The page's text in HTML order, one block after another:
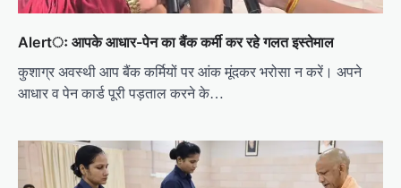
Alertः आपके आधार-पेन का बैंक कर्मी कर रहे गलत इस्तेमाल
कुशाग्र अवस्थी आप बैंक कर्मियों पर आंक मूंदकर भरोसा न करें। अपने
आधार व पेन कार्ड पूरी पड़ताल करने के…